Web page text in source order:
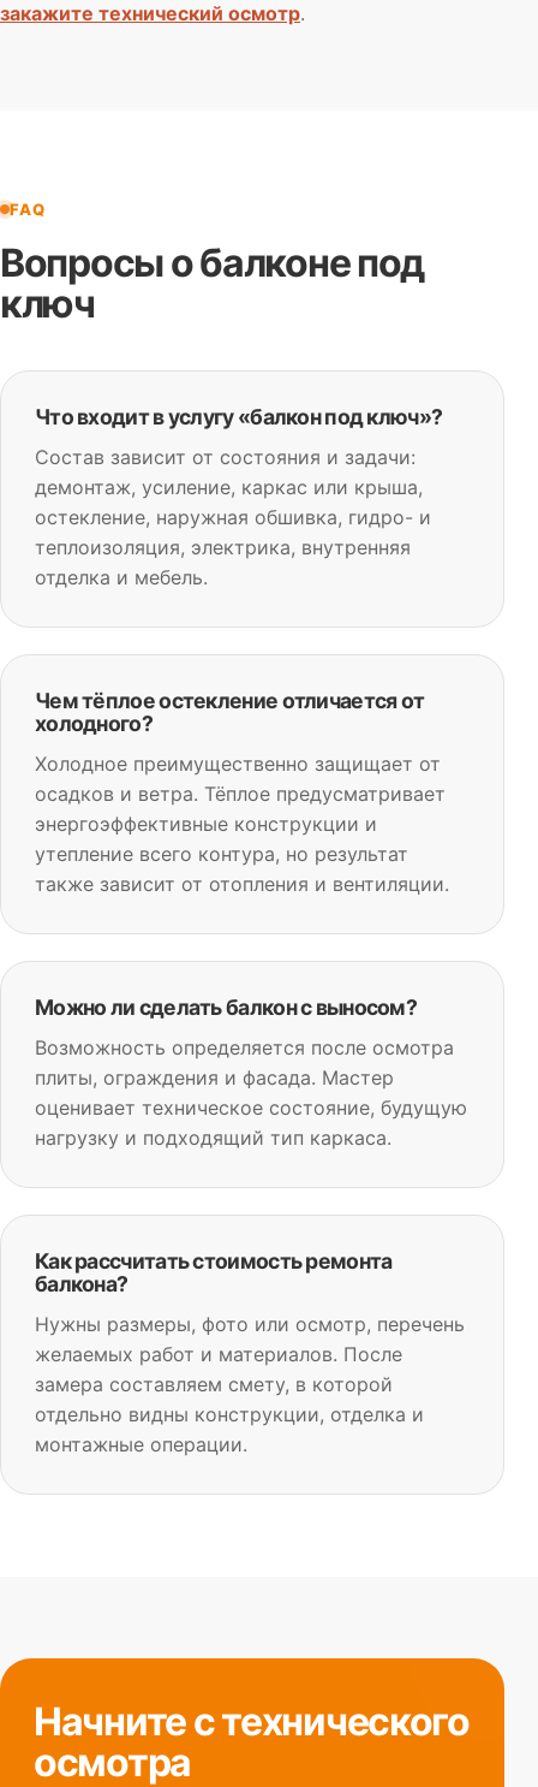
закажите технический осмотр.
FAQ
Вопросы о балконе под
ключ
Что входит в услугу «балкон под ключ»?
Состав зависит от состояния и задачи:
демонтаж, усиление, каркас или крыша,
остекление, наружная обшивка, гидро- и
теплоизоляция, электрика, внутренняя
отделка и мебель.
Чем тёплое остекление отличается от
холодного?
Холодное преимущественно защищает от
осадков и ветра. Тёплое предусматривает
энергоэффективные конструкции и
утепление всего контура, но результат
также зависит от отопления и вентиляции.
Можно ли сделать балкон с выносом?
Возможность определяется после осмотра
плиты, ограждения и фасада. Мастер
оценивает техническое состояние, будущую
нагрузку и подходящий тип каркаса.
Как рассчитать стоимость ремонта
балкона?
Нужны размеры, фото или осмотр, перечень
желаемых работ и материалов. После
замера составляем смету, в которой
отдельно видны конструкции, отделка и
монтажные операции.
Начните с технического
осмотра